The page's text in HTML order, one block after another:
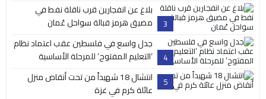
3
بلاغ عن انفجارين قرب ناقلة نفط في
مضيق هرمز قبالة سواحل عُمان
4
جدل واسع في فلسطين عقب اعتماد نظام
‘التعليم المفتوح’ للمرحلة الأساسية
5
انتشال 18 شهيداً من تحت أنقاض منزل
عائلة كرم في غزة